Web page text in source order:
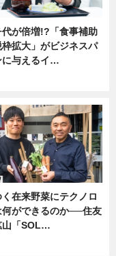
代が倍増!?「食事補助
拡大」がビジネスパ
に与えるイ…
在来野菜にテクノロ
何ができるのか──住友
山「SOL…